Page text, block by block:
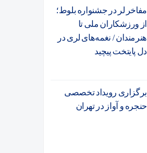
مفاخر لر در جشنواره بلوط؛
از ورزشکاران ملی تا
هنرمندان / نغمه‌های لری در
دل پایتخت پیچید
برگزاری رویداد تخصصی
حنجره و آواز در تهران